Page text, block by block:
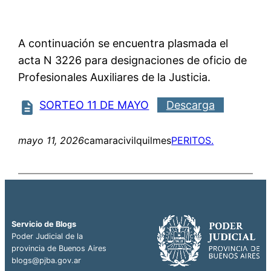
A continuación se encuentra plasmada el
acta N 3226 para designaciones de oficio de
Profesionales Auxiliares de la Justicia.
SORTEO 11 DE MAYO Descarga
mayo 11, 2026camaracivilquilmesPERITOS.
Servicio de Blogs
Poder Judicial de la
provincia de Buenos Aires
blogs@pjba.gov.ar